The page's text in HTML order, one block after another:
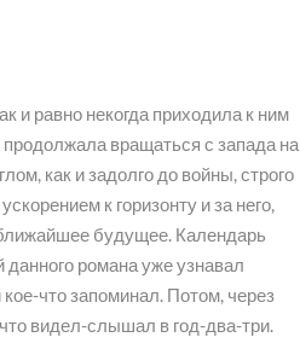
и равно некогда приходила к ним
вращаться с запада на
как и задолго до войны, строго
к горизонту и за него,
будущее. Календарь
романа уже узнавал
что запоминал. Потом, через
видел-слышал в год-два-три.